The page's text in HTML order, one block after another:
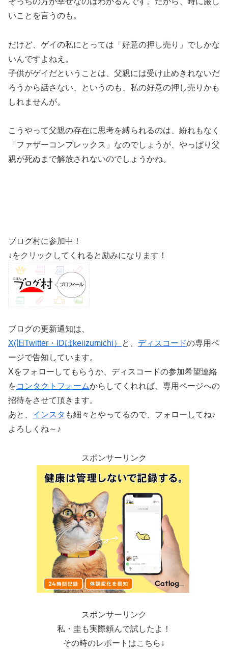
いことを言うのも。
だけど、ゲイの私にとっては「好意の押し売り」でしかな
いんですよねえ。
子供がゲイだということは、父親には受け止めきれないだ
ろうから話さない、というのも、私の好意の押し売りかも
しれませんが。
こうやって父親の存在に思考を縛られるのは、紛れもなく
「ファザーコンプレックス」なのでしょうが、やっぱり父
親が死ぬまで解放されないのでしょうかね。
ブログ村に参加中！
↓をクリックしてくれると励みになります！
ブログの更新通知は、
X(旧Twitter・IDはkeiizumichi）
と、 ディスコードの専用ペ
ージで告知しています。
Xをフォローしてもらうか、ディスコードの参加希望連絡
をコンタクトフォームからしてくれれば、専用ページへの
招待をさせて頂きます。
あと、 インスタ も細々とやってるので、フォローしてね♪
よろしくね～♪
スポンサーリンク
スポンサーリンク
私・圭も実際頼んで試したよ！
その時のレポートはこちら↓